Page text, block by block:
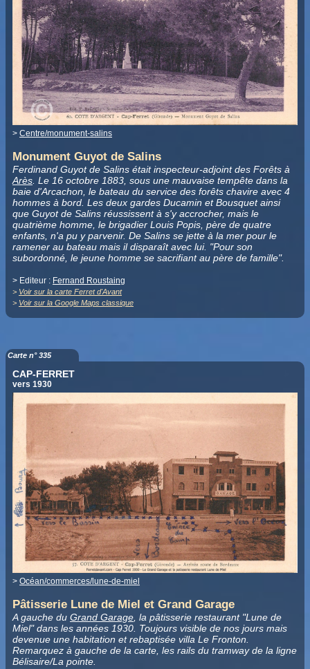
> Centre/monument-salins
Monument Guyot de Salins
Ferdinand Guyot de Salins était inspecteur-adjoint des Forêts à
Arès . Le 16 octobre 1883, sous une mauvaise tempête dans la
baie d'Arcachon, le bateau du service des forêts chavire avec 4
hommes à bord. Les deux gardes Ducamin et Bousquet ainsi
que Guyot de Salins réussissent à s'y accrocher, mais le
quatrième homme, le brigadier Louis Popis, père de quatre
enfants, n'a pu y parvenir. De Salins se jette à la mer pour le
ramener au bateau mais il disparaît avec lui. "Pour son
subordonné, le jeune homme se sacrifiant au père de famille".
> Editeur : Fernand Roustaing
> Voir sur la carte Ferret d'Avant
> Voir sur la Google Maps classique
Carte n° 335
CAP-FERRET
vers 1930
> Océan/commerces/lune-de-miel
Pâtisserie Lune de Miel et Grand Garage
A gauche du Grand Garage , la pâtisserie restaurant "Lune de
Miel" dans les années 1930. Toujours visible de nos jours mais
devenue une habitation et rebaptisée villa Le Fronton.
Remarquez à gauche de la carte, les rails du tramway de la ligne
Bélisaire/La pointe.